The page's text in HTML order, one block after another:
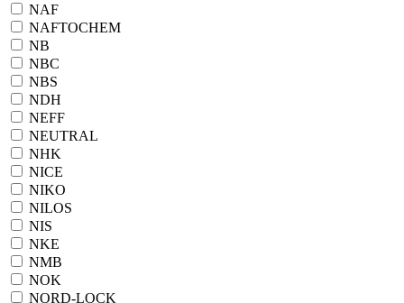
NAF
NAFTOCHEM
NB
NBC
NBS
NDH
NEFF
NEUTRAL
NHK
NICE
NIKO
NILOS
NIS
NKE
NMB
NOK
NORD-LOCK